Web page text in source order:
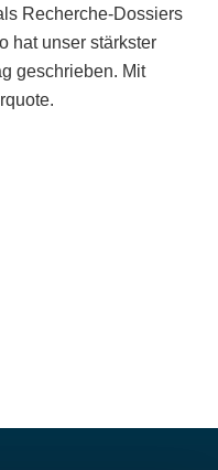
Recherche-Dossiers
hat unser stärkster
geschrieben. Mit